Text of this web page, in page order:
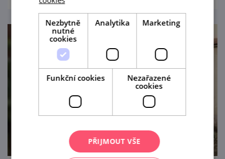
Nezbytně
nutné
cookies
Analytika Marketing
Funkční cookies
Nezařazené
cookies
PŘIJMOUT VŠE